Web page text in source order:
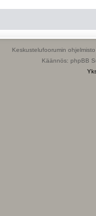
Keskustelufoorumin ohjelmisto
Käännös: phpBB